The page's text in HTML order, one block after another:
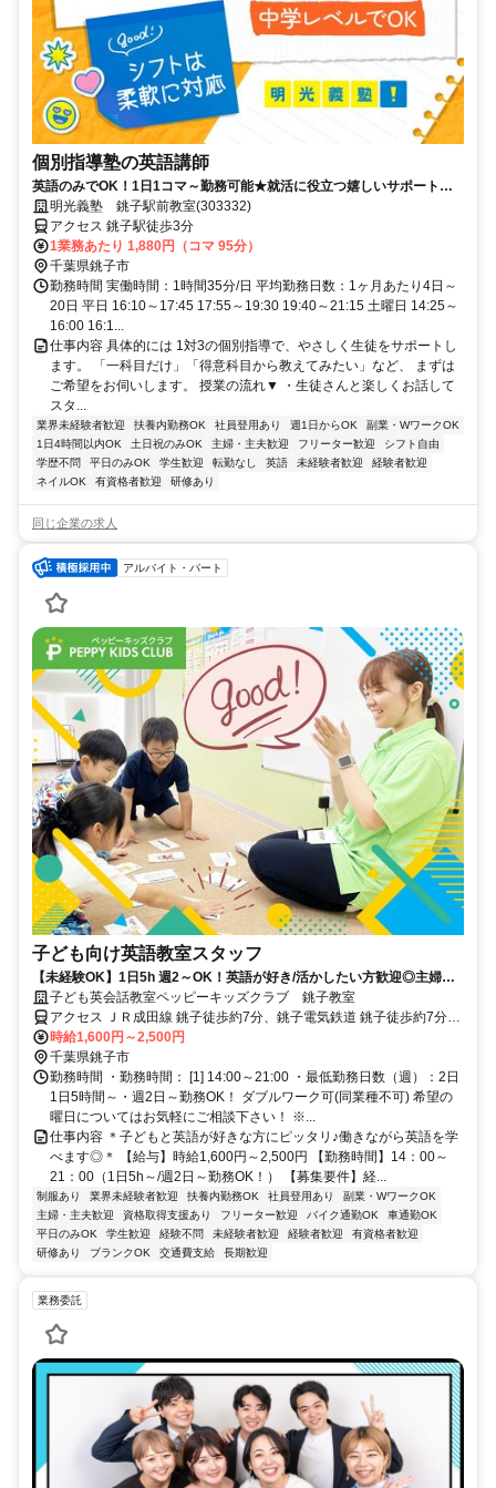
個別指導塾の英語講師
英語のみでOK！1日1コマ～勤務可能★就活に役立つ嬉しいサポートも
◎ミドル・シニアも活躍中
明光義塾 銚子駅前教室(303332)
アクセス 銚子駅徒歩3分
1業務あたり 1,880円（コマ 95分）
千葉県銚子市
勤務時間 実働時間：1時間35分/日 平均勤務日数：1ヶ月あたり4日～
20日 平日 16:10～17:45 17:55～19:30 19:40～21:15 土曜日 14:25～
16:00 16:1...
仕事内容 具体的には 1対3の個別指導で、やさしく生徒をサポートし
ます。 「一科目だけ」「得意科目から教えてみたい」など、 まずは
ご希望をお伺いします。 授業の流れ▼ ・生徒さんと楽しくお話して
スタ...
業界未経験者歓迎 扶養内勤務OK 社員登用あり 週1日からOK
副業・WワークOK
1日4時間以内OK
土日祝のみOK 主婦・主夫歓迎 フリーター歓迎
シフト自由
学歴不問
平日のみOK 学生歓迎 転勤なし 英語 未経験者歓迎
経験者歓迎
ネイルOK
有資格者歓迎 研修あり
同じ企業の求人
アルバイト・パート
子ども向け英語教室スタッフ
【未経験OK】1日5h 週2～OK！英語が好き/活かしたい方歓迎◎主婦
(夫)/学生も活躍中！
子ども英会話教室ペッピーキッズクラブ 銚子教室
アクセス ＪＲ成田線 銚子徒歩約7分、銚子電気鉄道 銚子徒歩約7分、
ＪＲ総武本線 銚子徒歩約7分 JR成田線「銚子駅」より徒歩7分 ／近隣
教室への勤務も応相談 ※屋内禁煙
時給1,600円～2,500円
千葉県銚子市
勤務時間 ・勤務時間： [1] 14:00～21:00 ・最低勤務日数（週）：2日
1日5時間～・週2日～勤務OK！ ダブルワーク可(同業種不可) 希望の
曜日についてはお気軽にご相談下さい！ ※...
仕事内容 ＊子どもと英語が好きな方にピッタリ♪働きながら英語を学
べます◎＊ 【給与】時給1,600円～2,500円 【勤務時間】14：00～
21：00（1日5h～/週2日～勤務OK！） 【募集要件】経...
制服あり 業界未経験者歓迎 扶養内勤務OK 社員登用あり
副業・WワークOK
主婦・主夫歓迎
資格取得支援あり フリーター歓迎 バイク通勤OK
車通勤OK
平日のみOK
学生歓迎 経験不問 未経験者歓迎 経験者歓迎
有資格者歓迎
研修あり
ブランクOK 交通費支給 長期歓迎
業務委託